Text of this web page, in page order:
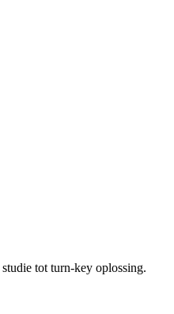
tot turn-key oplossing.